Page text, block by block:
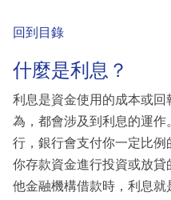
回到目錄
什麼是利息？
利息是資金使用的成本或
為，都會涉及到利息的運
行，銀行會支付你一定比例
你存款資金進行投資或放
他金融機構借款時，利息